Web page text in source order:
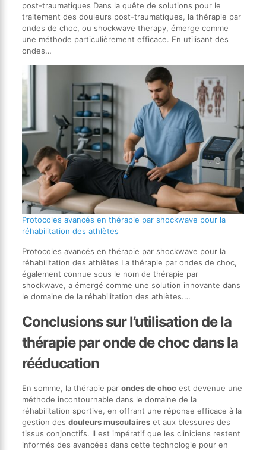
post-traumatiques Dans la quête de solutions pour le
traitement des douleurs post-traumatiques, la thérapie par
ondes de choc, ou shockwave therapy, émerge comme
une méthode particulièrement efficace. En utilisant des
ondes…
Protocoles avancés en thérapie par shockwave pour la
réhabilitation des athlètes
Protocoles avancés en thérapie par shockwave pour la
réhabilitation des athlètes La thérapie par ondes de choc,
également connue sous le nom de thérapie par
shockwave, a émergé comme une solution innovante dans
le domaine de la réhabilitation des athlètes.…
Conclusions sur l’utilisation de la
thérapie par onde de choc dans la
rééducation
En somme, la thérapie par ondes de choc est devenue une
méthode incontournable dans le domaine de la
réhabilitation sportive, en offrant une réponse efficace à la
gestion des douleurs musculaireset aux blessures des
tissus conjonctifs. Il est impératif que les cliniciens restent
informés des avancées dans cette technologie pour en